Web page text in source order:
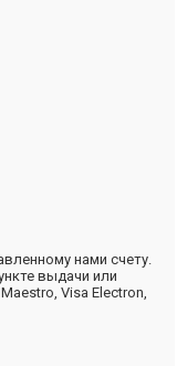
нами счету.
выдачи или
Visa Electron,